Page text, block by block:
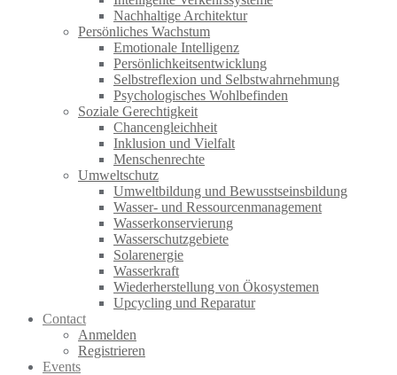
Nachhaltige Architektur
Persönliches Wachstum
Emotionale Intelligenz
Persönlichkeitsentwicklung
Selbstreflexion und Selbstwahrnehmung
Psychologisches Wohlbefinden
Soziale Gerechtigkeit
Chancengleichheit
Inklusion und Vielfalt
Menschenrechte
Umweltschutz
Umweltbildung und Bewusstseinsbildung
Wasser- und Ressourcenmanagement
Wasserkonservierung
Wasserschutzgebiete
Solarenergie
Wasserkraft
Wiederherstellung von Ökosystemen
Upcycling und Reparatur
Contact
Anmelden
Registrieren
Events